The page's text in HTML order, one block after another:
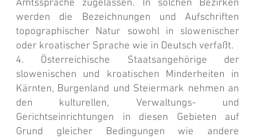
Amtssprache zugelassen. In solchen Bezirken
werden die Bezeichnungen und Aufschriften
topographischer Natur sowohl in slowenischer
oder kroatischer Sprache wie in Deutsch verfaßt.
4. Österreichische Staatsangehörige der
slowenischen und kroatischen Minderheiten in
Kärnten, Burgenland und Steiermark nehmen an
den kulturellen, Verwaltungs- und
Gerichtseinrichtungen in diesen Gebieten auf
Grund gleicher Bedingungen wie andere